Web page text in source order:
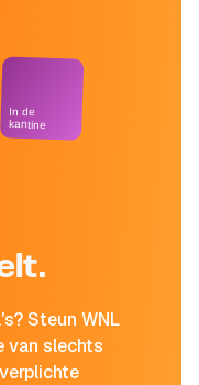
Steun WNL
van slechts
In de
kantine